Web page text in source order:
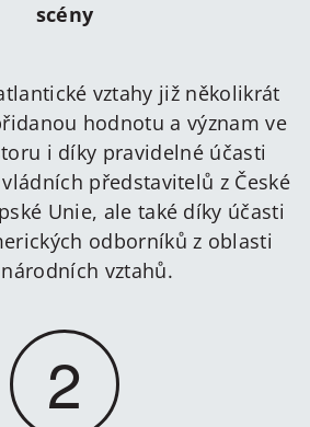
scény
vztahy již několikrát
hodnotu a význam ve
i díky pravidelné účasti
představitelů z České
Unie, ale také díky účasti
odborníků z oblasti
vztahů.
2